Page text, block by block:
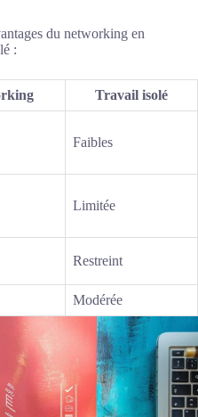
du networking en
:
Travail isolé
Faibles
Limitée
Restreint
Modérée